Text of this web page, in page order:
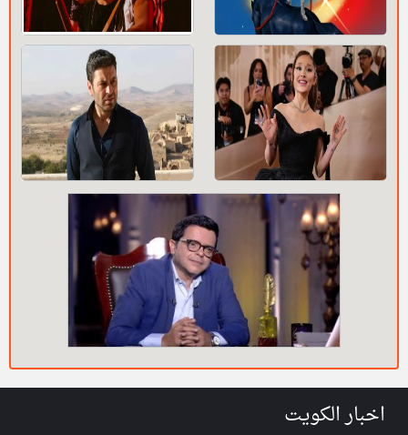
اخبار الكويت